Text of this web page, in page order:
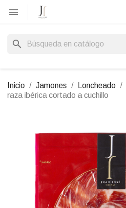

search
Inicio Jamones Loncheado
raza ibérica cortado a cuchillo